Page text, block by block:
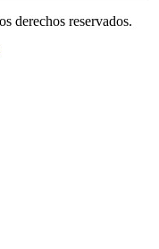
derechos reservados.